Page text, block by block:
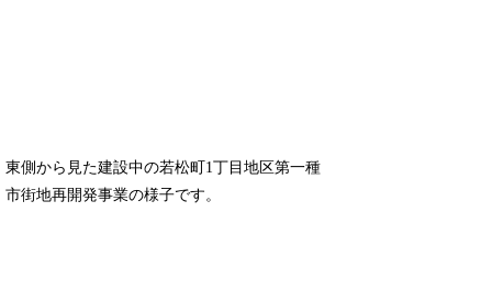
東側から見た建設中の若松町1丁目地区第一種
市街地再開発事業の様子です。